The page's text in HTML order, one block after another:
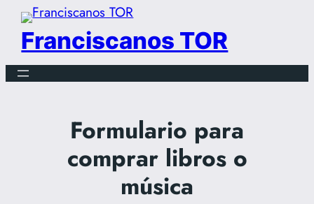
Saltar
contenido
Franciscanos TOR
Formulario para
comprar libros o
música